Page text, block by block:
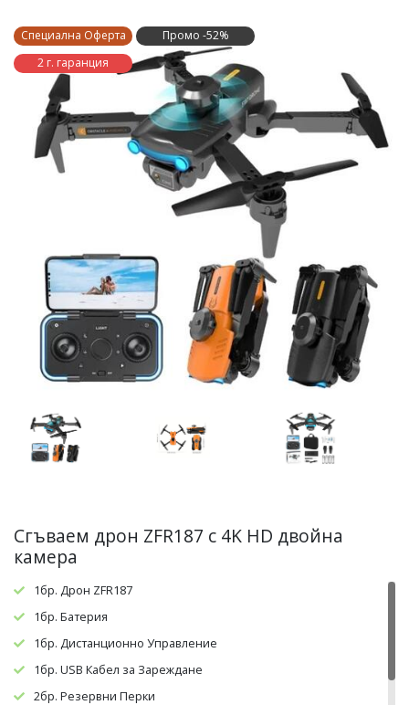
Специална Оферта
Промо -52%
2 г. гаранция
Сгъваем дрон ZFR187 с 4K HD двойна
камера
1бр. Дрон ZFR187
1бр. Батерия
1бр. Дистанционно Управление
1бр. USB Кабел за Зареждане
2бр. Резервни Перки